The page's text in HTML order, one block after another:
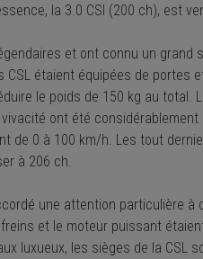
la 3.0 CSI (200 ch), est
et ont connu un
CSL étaient équipées de
le poids de 150 kg au total.
ont été
de 0 à 100 km/h. Les tout
à 206 ch.
une attention particulière
et le moteur puissant
luxueux, les sièges de la